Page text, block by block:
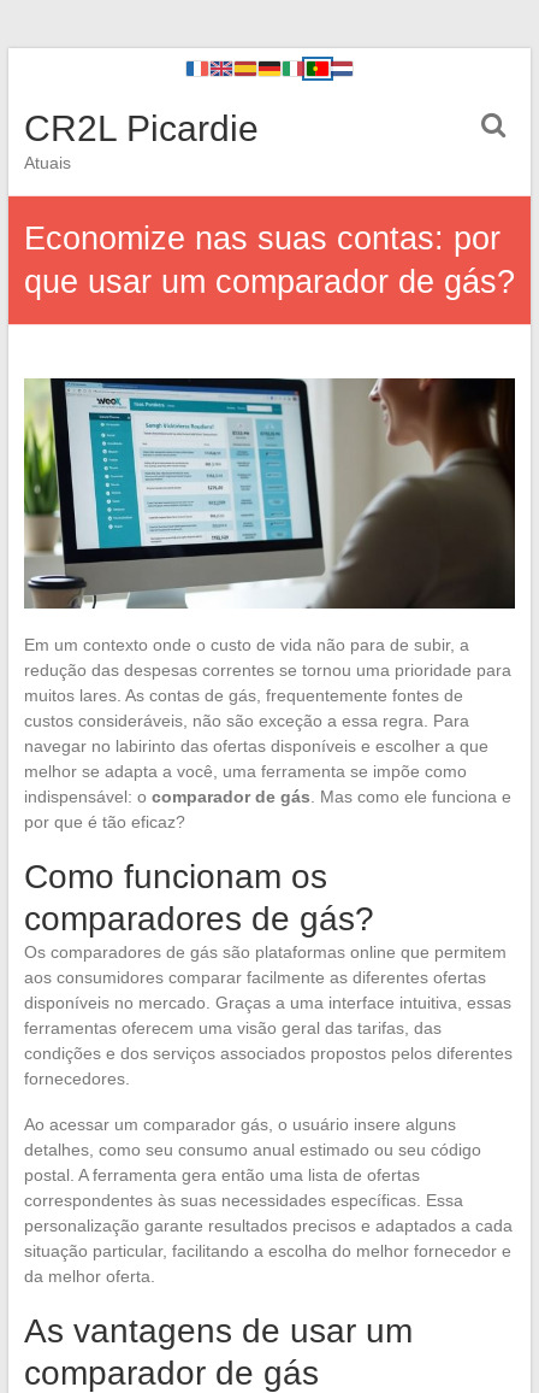
CR2L Picardie
Atuais
Economize nas suas contas: por
que usar um comparador de gás?
Em um contexto onde o custo de vida não para de subir, a
redução das despesas correntes se tornou uma prioridade para
muitos lares. As contas de gás, frequentemente fontes de
custos consideráveis, não são exceção a essa regra. Para
navegar no labirinto das ofertas disponíveis e escolher a que
melhor se adapta a você, uma ferramenta se impõe como
indispensável: o comparador de gás . Mas como ele funciona e
por que é tão eficaz?
Como funcionam os
comparadores de gás?
Os comparadores de gás são plataformas online que permitem
aos consumidores comparar facilmente as diferentes ofertas
disponíveis no mercado. Graças a uma interface intuitiva, essas
ferramentas oferecem uma visão geral das tarifas, das
condições e dos serviços associados propostos pelos diferentes
fornecedores.
Ao acessar um comparador gás, o usuário insere alguns
detalhes, como seu consumo anual estimado ou seu código
postal. A ferramenta gera então uma lista de ofertas
correspondentes às suas necessidades específicas. Essa
personalização garante resultados precisos e adaptados a cada
situação particular, facilitando a escolha do melhor fornecedor e
da melhor oferta.
As vantagens de usar um
comparador de gás